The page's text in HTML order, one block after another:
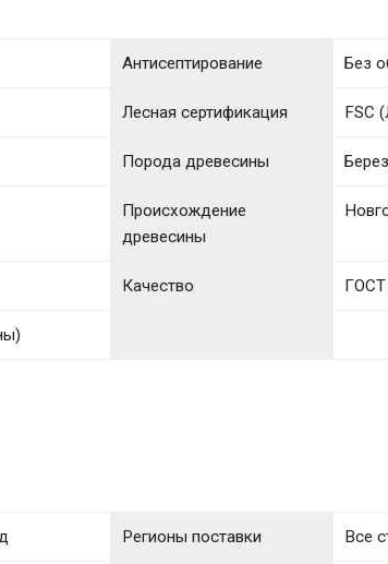
Антисептирование Без
Лесная сертификация FSC
Порода древесины
Происхождение
древесины
Качество ГОСТ
Регионы поставки Все